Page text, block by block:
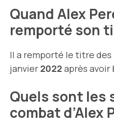
Quand Alex
remporté son
Il a remporté le titre des
janvier 2022 après avoir
Quels sont les
combat d’Alex